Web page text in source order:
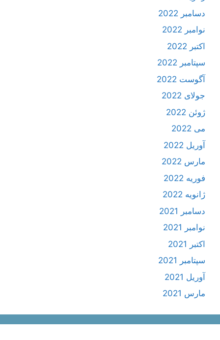
دسامبر 2022
نوامبر 2022
اکتبر 2022
سپتامبر 2022
آگوست 2022
جولای 2022
ژوئن 2022
می 2022
آوریل 2022
مارس 2022
فوریه 2022
ژانویه 2022
دسامبر 2021
نوامبر 2021
اکتبر 2021
سپتامبر 2021
آوریل 2021
مارس 2021